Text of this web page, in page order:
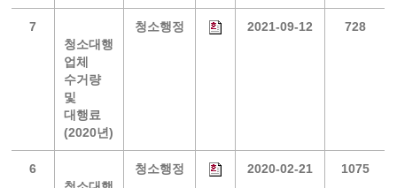
7
청소대행
업체
수거량
및
대행료
(2020년)
청소행정 2021-09-12 728
6
청소행정 2020-02-21 1075